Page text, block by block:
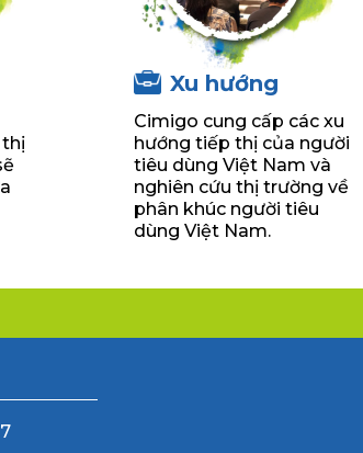
thị
Xu hướng
Cimigo cung cấp các xu
hướng tiếp thị của người
tiêu dùng Việt Nam và
nghiên cứu thị trường về
phân khúc người tiêu
dùng Việt Nam.